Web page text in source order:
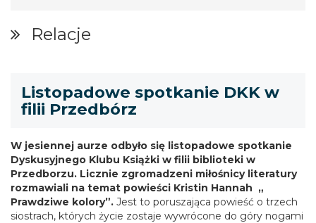
Relacje
Listopadowe spotkanie DKK w
filii Przedbórz
W jesiennej aurze odbyło się listopadowe spotkanie
Dyskusyjnego Klubu Książki w filii biblioteki w
Przedborzu. Licznie zgromadzeni miłośnicy literatury
rozmawiali na temat powieści Kristin Hannah „
Prawdziwe kolory”. Jest to poruszająca powieść o trzech
siostrach, których życie zostaje wywrócone do góry nogami